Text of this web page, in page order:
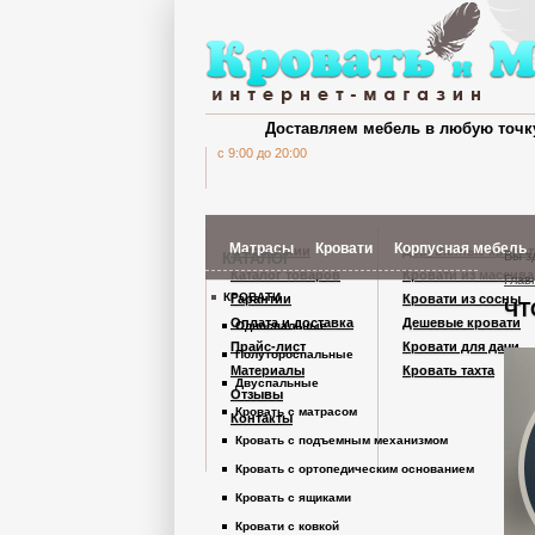
c 9:00 до 20:00
Доставляем мебель в любую
Матрасы Кровати Корпусная мебель
Шкафы Кардинал
Шкафы из дерева
Комоды
Вы
КАТАЛОГ
КРОВАТИ
Односпальные
Полутороспальные
Двуспальные
Кровать с матрасом
Кровать с подъемным механизмом
Кровать с ортопедическим основанием
Кровать с ящиками
Кровати с ковкой
О компании
Каталог товаров
Гарантии
Оплата и доставка
Прайс-лист
Материалы
Отзывы
Контакты
Деревянные
Кровати из массива
Кровати из сосны
Дешевые кровати
Кровати для дачи
Кровать тахта